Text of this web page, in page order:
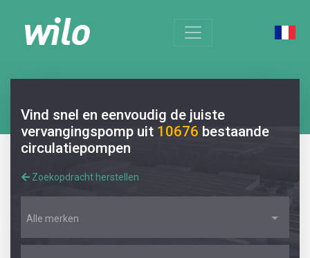
Vind snel en eenvoudig de juiste
vervangingspomp uit 10676 bestaande
circulatiepompen
Zoekopdracht herstellen
Alle merken